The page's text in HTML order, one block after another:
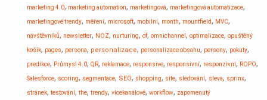
marketing 4.0, marketing automation, marketingová, marketingová automatizace,
marketingové trendy, měření, microsoft, mobilní, month, mountfield, MVC,
návštěvníků, newsletter, NOZ, nurturing, of, omnichannel , optimalizace, opuštěný
košík, pages, persona, personalizace, personalizace obsahu, persony, pokuty,
predikce, Průmysl 4.0, QR, reklamace, responsive, responsivní, responzivní, ROPO,
Salesforce, scoring, segmentace, SEO, shopping, site, sledování, sleva, sprinx,
stránek, testování, the, trendy, vícekanálové, workflow, zapomenutý